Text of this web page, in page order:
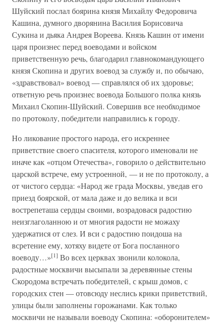
Шуйский послал боярина князя Михайлу Федоровича
Кашина, думного дворянина Василия Борисовича
Сукина и дьяка Андрея Вореева. Князь Кашин от имени
царя произнес перед воеводами и войском
приветственную речь, благодарил главнокомандующего
князя Скопина и других воевод за службу и, по обычаю,
«здравствовал» воевод — справлялся об их здоровье;
ответную речь произнес воевода Большого полка князь
Михаил Скопин-Шуйский. Совершив все необходимое
по протоколу, победители направились к городу.
Но ликование простого народа, его искреннее
приветствие своего спасителя, которого именовали не
иначе как «отцом Отечества», говорило о действительно
царской встрече, ему устроенной, — и не по протоколу, а
от чистого сердца: «Народ же града Москвы, уведав его
приезд боярской, от мала даже и до велика и вси
вострепеташа сердцы своими, возрадовася радостию
неизглаголанною и от многия радости не можаху
удержатися от слез. И вси с радостию поидоша на
всретение ему, хотяху видете от Бога посланного
воеводу…»[1] Во всех церквах звонили колокола,
радостные москвичи высыпали за деревянные стены
Скородома встречать победителей, с крыш домов, с
городских стен — отовсюду неслись крики приветствий,
улицы были заполнены горожанами. Как только
москвичи не называли воеводу Скопина: «оборонителем»